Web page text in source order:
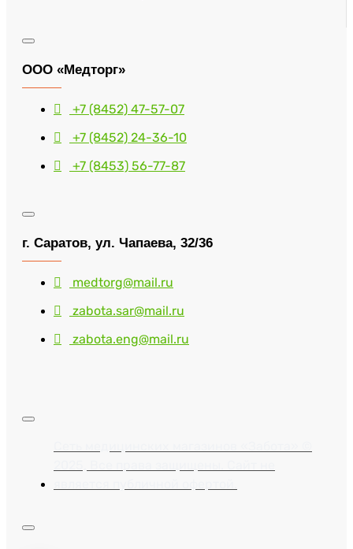
ООО «Медторг»
+7 (8452) 47-57-07
+7 (8452) 24-36-10
+7 (8453) 56-77-87
г. Саратов, ул. Чапаева, 32/36
medtorg@mail.ru
zabota.sar@mail.ru
zabota.eng@mail.ru